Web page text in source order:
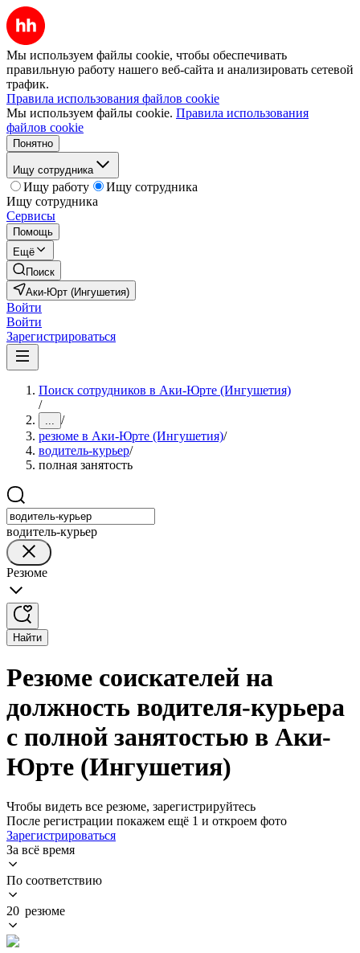
Мы используем файлы cookie, чтобы обеспечивать
правильную работу нашего веб-сайта и анализировать сетевой
трафик.
Правила использования файлов cookie
Мы используем файлы cookie. Правила использования
файлов cookie
Понятно
Ищу сотрудника
Ищу работу
Ищу сотрудника
Ищу сотрудника
Сервисы
Помощь
Ещё
Поиск
Аки-Юрт (Ингушетия)
Войти
Войти
Зарегистрироваться
Поиск сотрудников в Аки-Юрте (Ингушетия)
/
... /
резюме в Аки-Юрте (Ингушетия)/
водитель-курьер/
полная занятость
водитель-курьер
Резюме
Найти
Резюме соискателей на
должность водителя-курьера
с полной занятостью в Аки-
Юрте (Ингушетия)
Чтобы видеть все резюме, зарегистрируйтесь
После регистрации покажем ещё 1 и откроем фото
Зарегистрироваться
За всё время
По соответствию
20 резюме